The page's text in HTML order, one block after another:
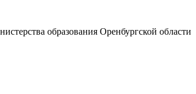
образования Оренбургской области